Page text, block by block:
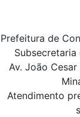
Prefeitura de
Av. João
Atendimento